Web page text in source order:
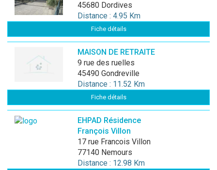
45680 Dordives
Distance : 4.95 Km
Fiche détails
MAISON DE RETRAITE
9 rue des ruelles
45490 Gondreville
Distance : 11.52 Km
Fiche détails
EHPAD Résidence
François Villon
17 rue Francois Villon
77140 Nemours
Distance : 12.98 Km